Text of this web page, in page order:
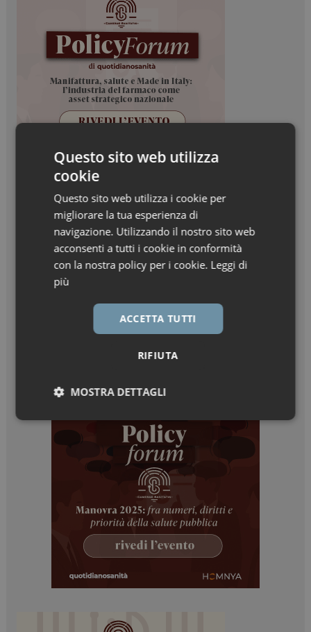
Questo sito web utilizza
cookie
Questo sito web utilizza i cookie per
migliorare la tua esperienza di
navigazione. Utilizzando il nostro sito web
acconsenti a tutti i cookie in conformità
con la nostra policy per i cookie. Leggi di
più
ACCETTA TUTTI
RIFIUTA
MOSTRA DETTAGLI
Necessari Marketing
Necessari Marketing
I cookie necessari contribuiscono a rendere fruibile il
sito web abilitandone funzionalità di base quali la
protette del sito. Il sito web non è in grado di
funzionare correttamente senza questi cookie.